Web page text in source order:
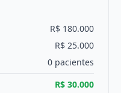
R$ 180.000
R$ 25.000
0 pacientes
R$ 30.000